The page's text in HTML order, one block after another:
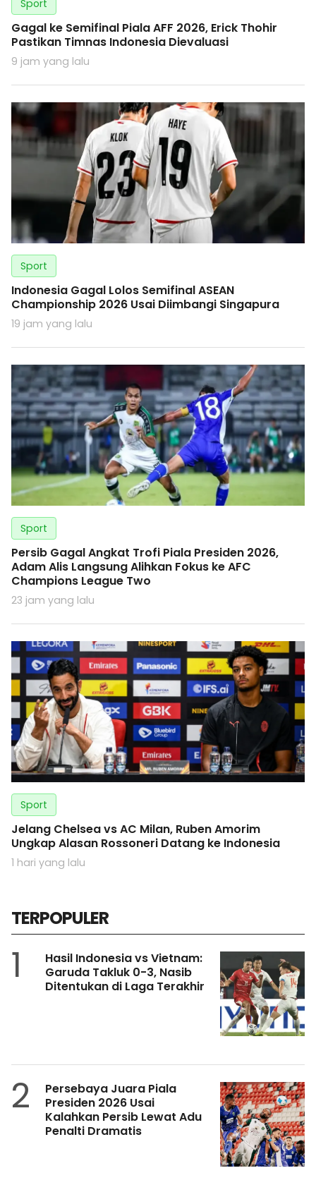
Sport
Gagal ke Semifinal Piala AFF 2026, Erick Thohir
Pastikan Timnas Indonesia Dievaluasi
9 jam yang lalu
Sport
Indonesia Gagal Lolos Semifinal ASEAN
Championship 2026 Usai Diimbangi Singapura
19 jam yang lalu
Sport
Persib Gagal Angkat Trofi Piala Presiden 2026,
Adam Alis Langsung Alihkan Fokus ke AFC
Champions League Two
23 jam yang lalu
Sport
Jelang Chelsea vs AC Milan, Ruben Amorim
Ungkap Alasan Rossoneri Datang ke Indonesia
1 hari yang lalu
TERPOPULER
1
Hasil Indonesia vs Vietnam:
Garuda Takluk 0-3, Nasib
Ditentukan di Laga Terakhir
2
Persebaya Juara Piala
Presiden 2026 Usai
Kalahkan Persib Lewat Adu
Penalti Dramatis